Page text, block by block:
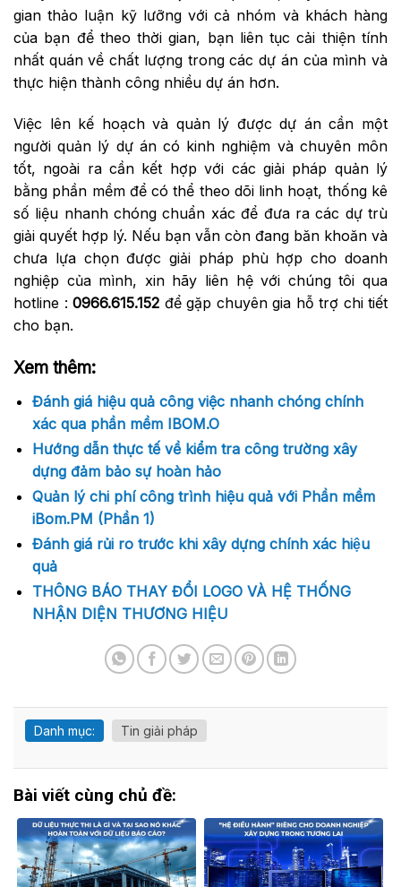
gian thảo luận kỹ lưỡng với cả nhóm và khách hàng
của bạn để theo thời gian, bạn liên tục cải thiện tính
nhất quán về chất lượng trong các dự án của mình và
thực hiện thành công nhiều dự án hơn.
Việc lên kế hoạch và quản lý được dự án cần một
người quản lý dự án có kinh nghiệm và chuyên môn
tốt, ngoài ra cần kết hợp với các giải pháp quản lý
bằng phần mềm để có thể theo dõi linh hoạt, thống kê
số liệu nhanh chóng chuẩn xác để đưa ra các dự trù
giải quyết hợp lý. Nếu bạn vẫn còn đang băn khoăn và
chưa lựa chọn được giải pháp phù hợp cho doanh
nghiệp của mình, xin hãy liên hệ với chúng tôi qua
hotline : 0966.615.152 để gặp chuyên gia hỗ trợ chi tiết
cho bạn.
Xem thêm:
Đánh giá hiệu quả công việc nhanh chóng chính
xác qua phần mềm IBOM.O
Hướng dẫn thực tế về kiểm tra công trường xây
dựng đảm bảo sự hoàn hảo
Quản lý chi phí công trình hiệu quả với Phần mềm
iBom.PM (Phần 1)
Đánh giá rủi ro trước khi xây dựng chính xác hiệu
quả
THÔNG BÁO THAY ĐỔI LOGO VÀ HỆ THỐNG
NHẬN DIỆN THƯƠNG HIỆU
Danh mục: Tin giải pháp
Bài viết cùng chủ đề: